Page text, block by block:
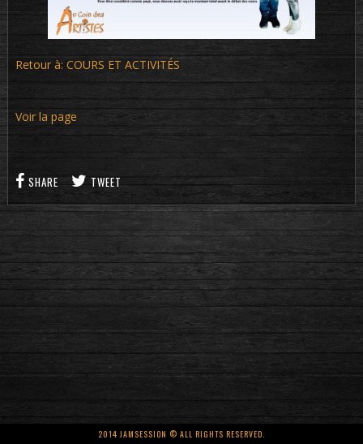
Retour à: COURS ET ACTIVITÉS
Voir la page
SHARE TWEET
2014 JAMSESSION © ALL RIGHTS RESERVED.